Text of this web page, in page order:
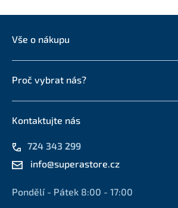
Vše o nákupu
Proč vybrat nás?
Kontaktujte nás
724 343 299
info@superastore.cz
Pondělí - Pátek 8:00 - 17:00